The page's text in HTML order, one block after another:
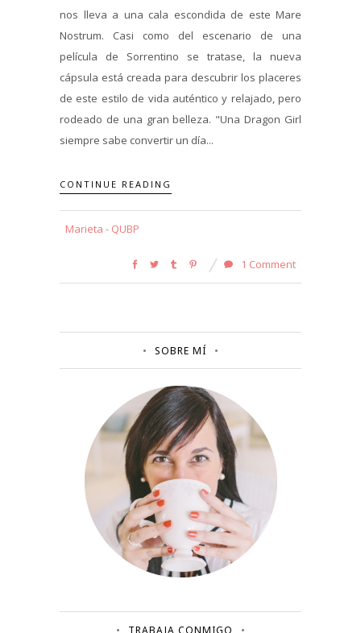
nos lleva a una cala escondida de este Mare
Nostrum. Casi como del escenario de una
película de Sorrentino se tratase, la nueva
cápsula está creada para descubrir los placeres
de este estilo de vida auténtico y relajado, pero
rodeado de una gran belleza. "Una Dragon Girl
siempre sabe convertir un día...
CONTINUE READING
Marieta - QUBP
1 Comment
SOBRE MÍ